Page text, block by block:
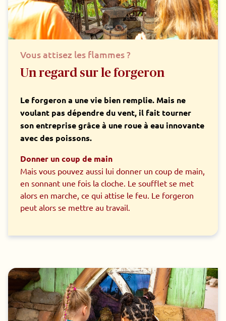
Vous attisez les flammes ?
Un regard sur le forgeron
Le forgeron a une vie bien remplie. Mais ne
voulant pas dépendre du vent, il fait tourner
son entreprise grâce à une roue à eau innovante
avec des poissons.
Donner un coup de main
Mais vous pouvez aussi lui donner un coup de main,
en sonnant une fois la cloche. Le soufflet se met
alors en marche, ce qui attise le feu. Le forgeron
peut alors se mettre au travail.